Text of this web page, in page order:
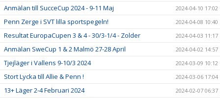
Anmälan till SucceCup 2024 - 9-11 Maj 2024-04-10 17:02
Penn Zerge i SVT lilla sportspegeln! 2024-04-08 10:40
Resultat EuropaCupen 3 & 4 - 30/3-1/4 - Zolder 2024-04-03 11:17
Anmälan SweCup 1 & 2 Malmö 27-28 April 2024-04-02 14:57
Tjejläger i Vallens 9-10/3 2024 2024-03-09 10:12
Stort Lycka till Allie & Penn ! 2024-03-06 17:04
13+ Läger 2-4 Februari 2024 2024-02-07 06:37